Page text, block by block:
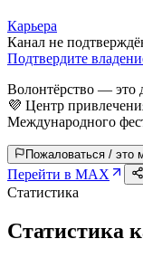
Карьера
Канал не
Подтвердите
Волонтёрство — это
💜 Центр
Международного
Пожаловаться / это
Перейти в MAX
Статистика
Статистика